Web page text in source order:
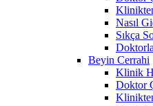
Nasıl
Sıkça
Beyin Cerrahi
Klinik
Doktor